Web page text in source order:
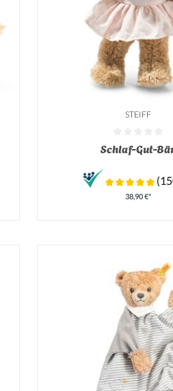
Sternen
STEIFF
DurchschnittlicheSchlaf-Gut-
38,90 €*